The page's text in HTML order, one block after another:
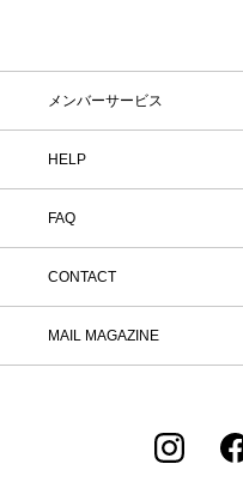
メンバーサービス
HELP
FAQ
CONTACT
MAIL MAGAZINE